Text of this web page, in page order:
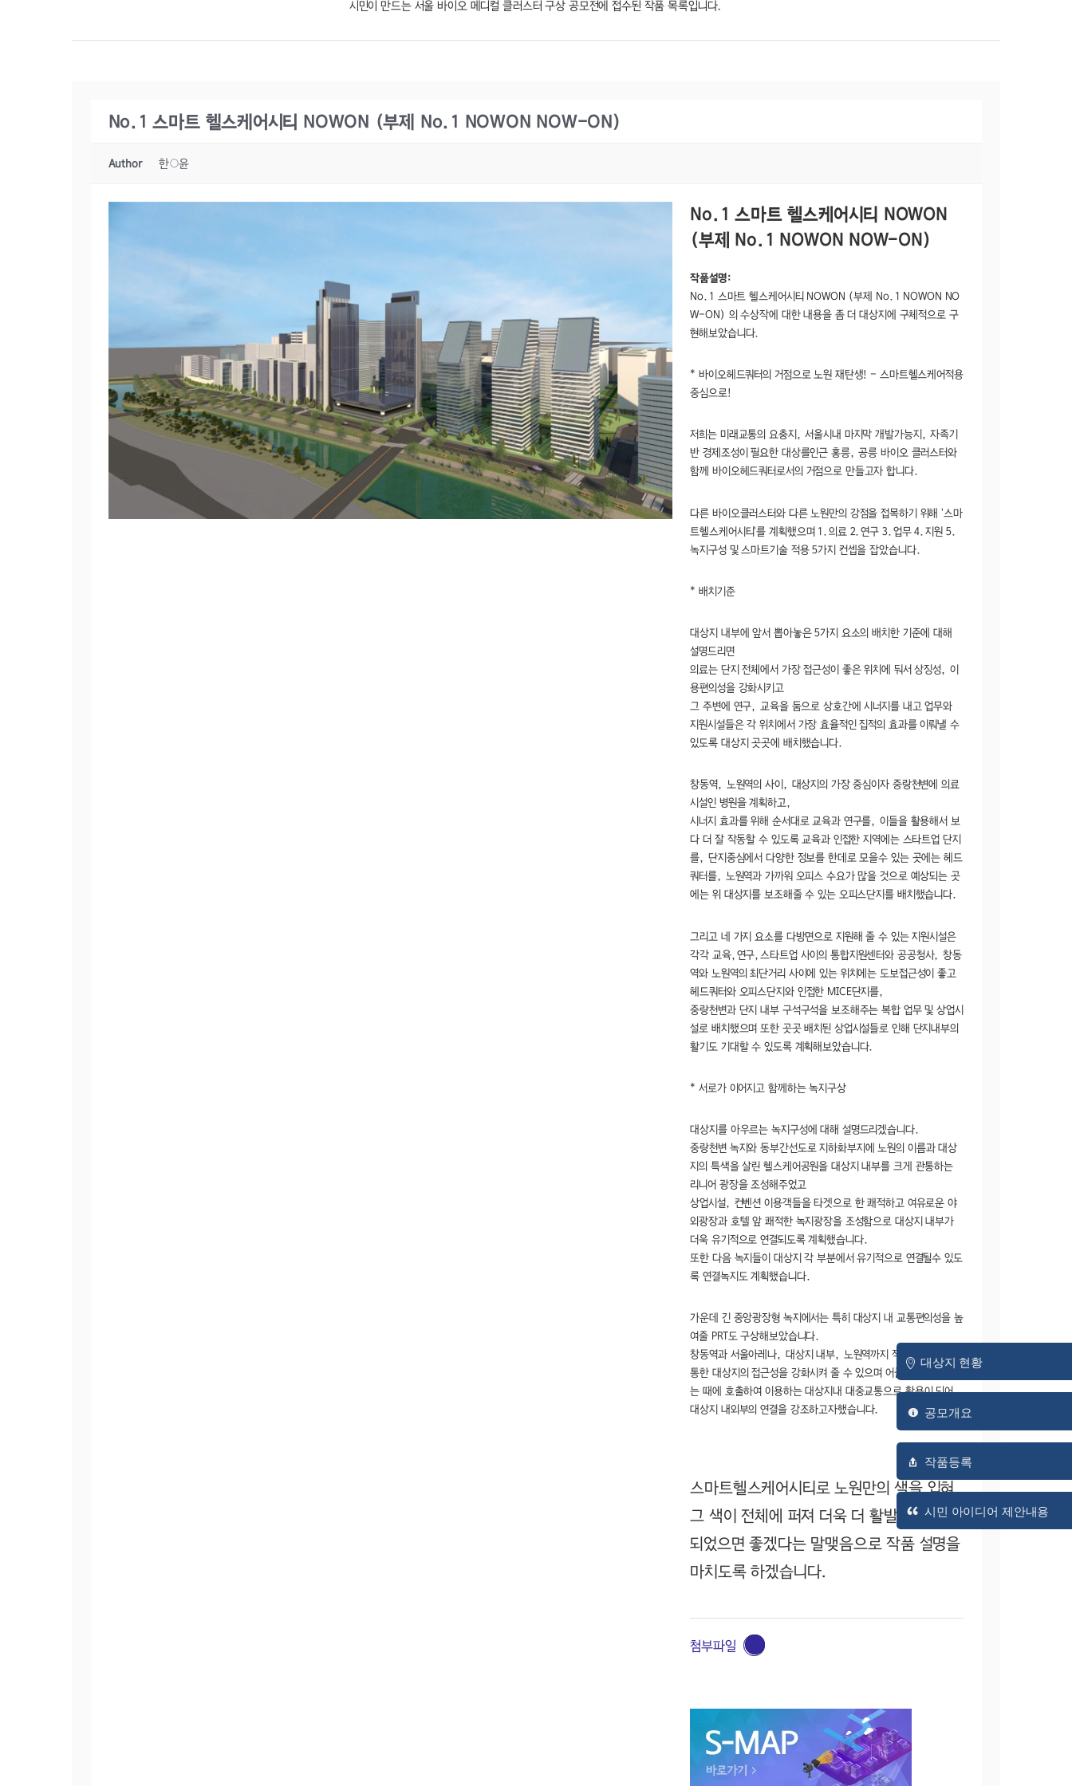
대상지 현황
공모개요
작품등록
시민 아이디어 제안내용
시민이 만드는 서울 바이오 메디컬 클러스터 구상 공모전에 접수된 작품 목록입니다.
No.1 스마트 헬스케어시티 NOWON (부제 No.1 NOWON NOW-ON)
Author 한○윤
No.1 스마트 헬스케어시티 NOWON
(부제 No.1 NOWON NOW-ON)
작품설명:
No.1 스마트 헬스케어시티 NOWON (부제 No.1 NOWON NO
W-ON) 의 수상작에 대한 내용을 좀 더 대상지에 구체적으로 구
현해보았습니다.
* 바이오헤드쿼터의 거점으로 노원 재탄생! - 스마트헬스케어적용
중심으로!
저희는 미래교통의 요충지, 서울시내 마지막 개발가능지, 자족기
반 경제조성이 필요한 대상를인근 홍릉, 공릉 바이오 클러스터와
함께 바이오헤드쿼터로서의 거점으로 만들고자 합니다.
다른 바이오클러스터와 다른 노원만의 강점을 접목하기 위해 '스마
트헬스케어시티'를 계획했으며 1.의료 2.연구 3.업무 4.지원 5.
녹지구성 및 스마트기술 적용 5가지 컨셉을 잡았습니다.
* 배치기준
대상지 내부에 앞서 뽑아놓은 5가지 요소의 배치한 기준에 대해
설명드리면
의료는 단지 전체에서 가장 접근성이 좋은 위치에 둬서 상징성, 이
용편의성을 강화시키고
그 주변에 연구, 교육을 둠으로 상호간에 시너지를 내고 업무와
지원시설들은 각 위치에서 가장 효율적인 집적의 효과를 이뤄낼 수
있도록 대상지 곳곳에 배치했습니다.
창동역, 노원역의 사이, 대상지의 가장 중심이자 중랑천변에 의료
시설인 병원을 계획하고,
시너지 효과를 위해 순서대로 교육과 연구를, 이들을 활용해서 보
다 더 잘 작동할 수 있도록 교육과 인접한 지역에는 스타트업 단지
를, 단지중심에서 다양한 정보를 한데로 모을수 있는 곳에는 헤드
쿼터를, 노원역과 가까워 오피스 수요가 많을 것으로 예상되는 곳
에는 위 대상지를 보조해줄 수 있는 오피스단지를 배치했습니다.
그리고 네 가지 요소를 다방면으로 지원해 줄 수 있는 지원시설은
각각 교육,연구,스타트업 사이의 통합지원센터와 공공청사, 창동
역와 노원역의 최단거리 사이에 있는 위치에는 도보접근성이 좋고
헤드쿼터와 오피스단지와 인접한 MICE단지를,
중랑천변과 단지 내부 구석구석을 보조해주는 복합 업무 및 상업시
설로 배치했으며 또한 곳곳 배치된 상업시설들로 인해 단지내부의
활기도 기대할 수 있도록 계획해보았습니다.
* 서로가 이어지고 함께하는 녹지구상
대상지를 아우르는 녹지구성에 대해 설명드리겠습니다.
중랑천변 녹지와 동부간선도로 지하화부지에 노원의 이름과 대상
지의 특색을 살린 헬스케어공원을 대상지 내부를 크게 관통하는
리니어 광장을 조성해주었고
상업시설, 컨벤션 이용객들을 타겟으로 한 쾌적하고 여유로운 야
외광장과 호텔 앞 쾌적한 녹지광장을 조성함으로 대상지 내부가
더욱 유기적으로 연결되도록 계획했습니다.
또한 다음 녹지들이 대상지 각 부분에서 유기적으로 연결될수 있도
록 연결녹지도 계획했습니다.
가운데 긴 중앙광장형 녹지에서는 특히 대상지 내 교통편의성을 높
여줄 PRT도 구상해보았습니다.
창동역과 서울아레나, 대상지 내부, 노원역까지 직접적인 연결을
통한 대상지의 접근성을 강화시켜 줄 수 있으며 어플을 통해 원하
는 때에 호출하여 이용하는 대상지내 대중교통으로 활용이 되어
대상지 내외부의 연결을 강조하고자했습니다.
스마트헬스케어시티로 노원만의 색을 입혀
그 색이 전체에 퍼져 더욱 더 활발한 노원이
되었으면 좋겠다는 말맺음으로 작품 설명을
마치도록 하겠습니다.
첨부파일